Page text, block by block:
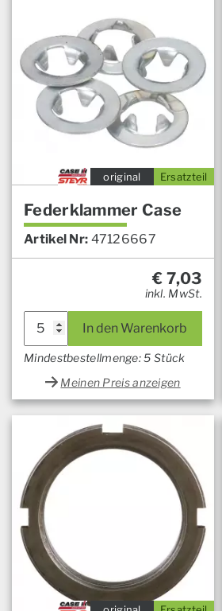
Ersatzteil
original
Federklammer Case
Artikel Nr: 47126667
€ 7,03
inkl. MwSt.
In den Warenkorb
Mindestbestellmenge: 5 Stück
Meinen Preis anzeigen